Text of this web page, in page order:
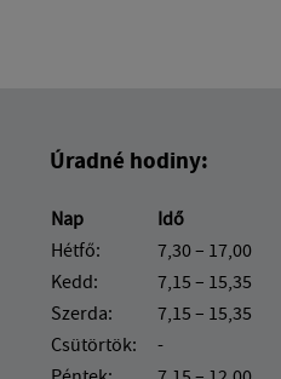
Úradné hodiny:
Nap
Idő
Hétfő:
7,30 – 17,00
Kedd:
7,15 – 15,35
Szerda:
7,15 – 15,35
Csütörtök:
-